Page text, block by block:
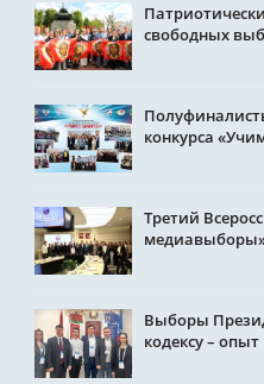
свободных
конкурса
Третий
Выборы
кодексу –